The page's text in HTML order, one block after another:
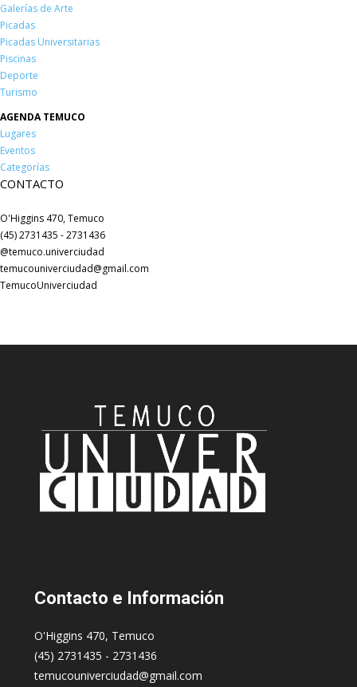
Galerías de Arte
Picadas
Picadas Universitarias
Piscinas
Deporte
Turismo
AGENDA TEMUCO
Lugares
Eventos
Categorías
CONTACTO
O'Higgins 470, Temuco
(45) 2731435 - 2731436
@temuco.univerciudad
temucouniverciudad@gmail.com
TemucoUniverciudad
Contacto e Información
O'Higgins 470, Temuco
(45) 2731435 - 2731436
temucouniverciudad@gmail.com